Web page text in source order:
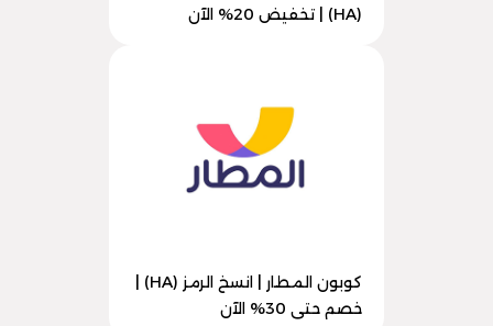
(HA) | تخفيض 20% الآن
كوبون المطار | انسخ الرمز (HA) |
خصم حتى 30% الآن